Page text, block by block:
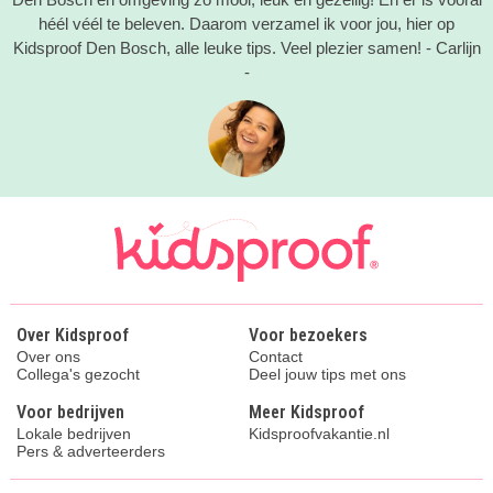
héél véél te beleven. Daarom verzamel ik voor jou, hier op
Kidsproof Den Bosch, alle leuke tips. Veel plezier samen! - Carlijn
-
Over Kidsproof
Over ons
Collega's gezocht
Voor bezoekers
Contact
Deel jouw tips met ons
Voor bedrijven
Lokale bedrijven
Pers & adverteerders
Meer Kidsproof
Kidsproofvakantie.nl